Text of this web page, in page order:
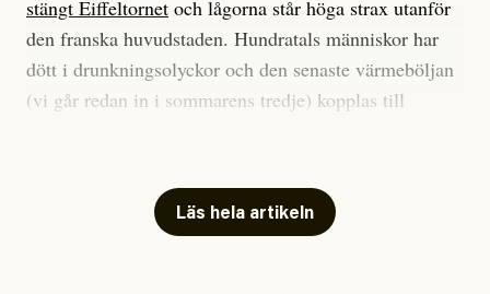
stängt Eiffeltornet och lågorna står höga strax utanför
den franska huvudstaden. Hundratals människor har
dött i drunkningsolyckor och den senaste värmeböljan
(vi går redan in i sommarens tredje) kopplas till
Har du också panik i hettan? Känns det som en
mardröm? Bra, allt annat vore fullständigt orimligt.
Läs hela artikeln